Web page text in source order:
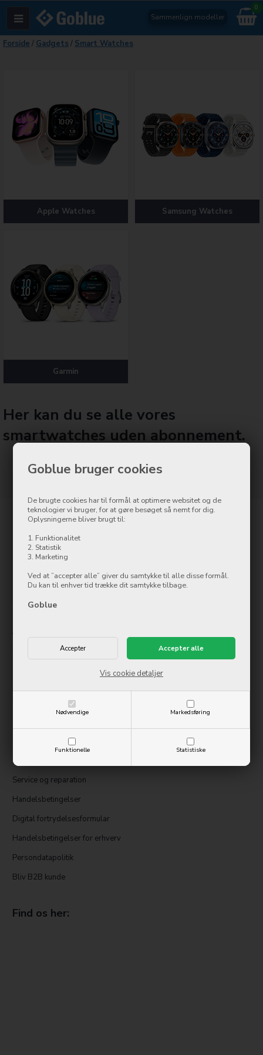
Goblue bruger cookies
De brugte cookies har til formål at optimere websitet og de
teknologier vi bruger, for at gøre besøget så nemt for dig.
Oplysningerne bliver brugt til:
1. Funktionalitet
2. Statistik
3. Marketing
Ved at ”accepter alle” giver du samtykke til alle disse formål.
Du kan til enhver tid trække dit samtykke tilbage.
Goblue
Nødvendige Markedsføring
Funktionelle Statistiske
Vis cookie detaljer
Sammenlign modeller
0
Forside / Gadgets / Smart Watches
Apple Watches Samsung Watches
Garmin
Her kan du se alle vores
smartwatches uden abonnement.
Goblue.dk
Østergade 8
Tlf.: 97 42 12 00
info@ollycom.dk
Åbningstider
09:00-17:00
Tirsdag
09:00-17:00
09:00-17:00
09:00-17:00
Fredag
09:00-17:00
10:00-14:00
Lukket
Information
Kontakt os
Service og reparation
Handelsbetingelser
Digital fortrydelsesformular
Handelsbetingelser for erhverv
Persondatapolitik
Bliv B2B kunde
Find os her: